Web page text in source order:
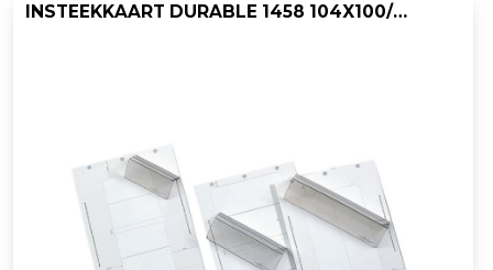
INSTEEKKAART DURABLE 1458 104X100/PK 20